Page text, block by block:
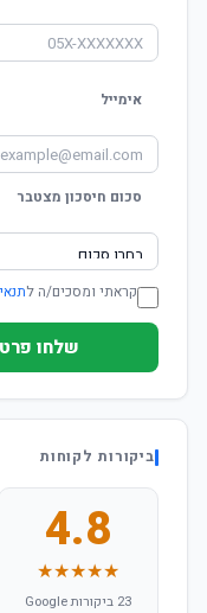
אימייל
סכום חיסכון מצטבר
קראתי ומסכים/ה ל
שלחו פרטים
ביקורות לקוחות
4.8
★★★★★
23 ביקורות Google